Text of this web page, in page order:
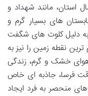
مانند شهداد و
های بسیار گرم و
دلیل کلوت های شگفت
نقطه زمین را نیز به
خشک و گرم، زندگی
فرسا، جاذبه ای خاص
های منحصر به فرد ایجاد